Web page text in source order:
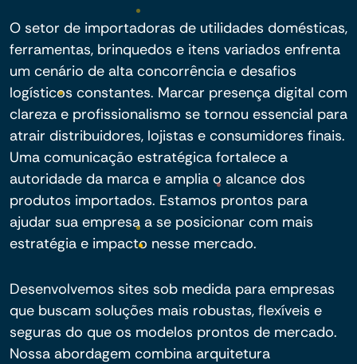
O setor de importadoras de utilidades domésticas,
ferramentas, brinquedos e itens variados enfrenta
um cenário de alta concorrência e desafios
logísticos constantes. Marcar presença digital com
clareza e profissionalismo se tornou essencial para
atrair distribuidores, lojistas e consumidores finais.
Uma comunicação estratégica fortalece a
autoridade da marca e amplia o alcance dos
produtos importados. Estamos prontos para
ajudar sua empresa a se posicionar com mais
estratégia e impacto nesse mercado.
Desenvolvemos sites sob medida para empresas
que buscam soluções mais robustas, flexíveis e
seguras do que os modelos prontos de mercado.
Nossa abordagem combina arquitetura